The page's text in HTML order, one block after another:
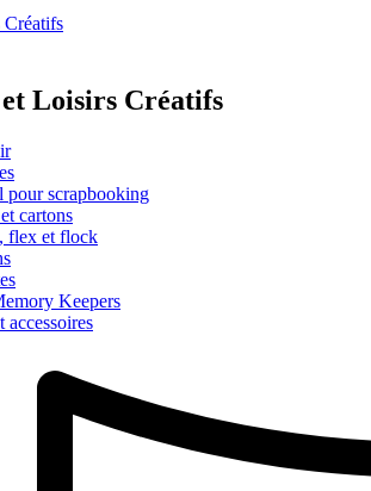
Loisirs Créatifs
pour scrapbooking
cartons
flex et flock
Keepers
accessoires